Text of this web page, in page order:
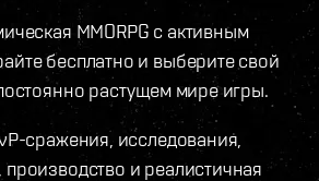
MMORPG с активным
бесплатно и выберите свой
растущем мире игры.
сражения, исследования,
и реалистичная